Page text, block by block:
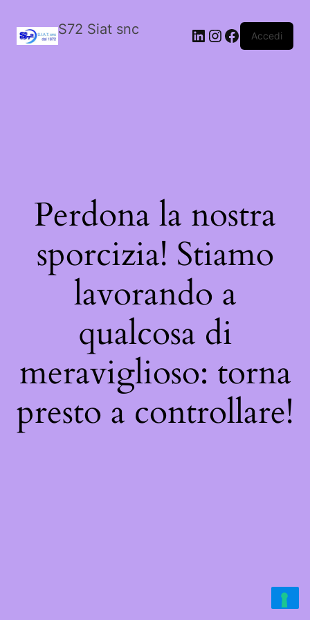
S72 Siat snc LinkedIn
Instagram
Facebook
Accedi
Perdona la nostra
sporcizia! Stiamo
lavorando a
qualcosa di
meraviglioso: torna
presto a controllare!